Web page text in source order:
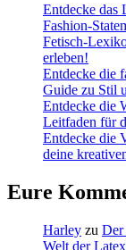
Entdecke das
Fashion-
Fetisch-
erleben!
Entdecke die
Guide zu Stil
Entdecke die
Leitfaden für
Entdecke die
deine
Eure
Harley zu Der
Welt der